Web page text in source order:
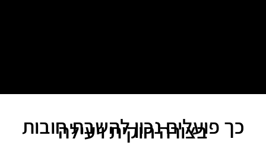
כך פועלים נכון להשבת חובות
בצורה חוקית ויעילה